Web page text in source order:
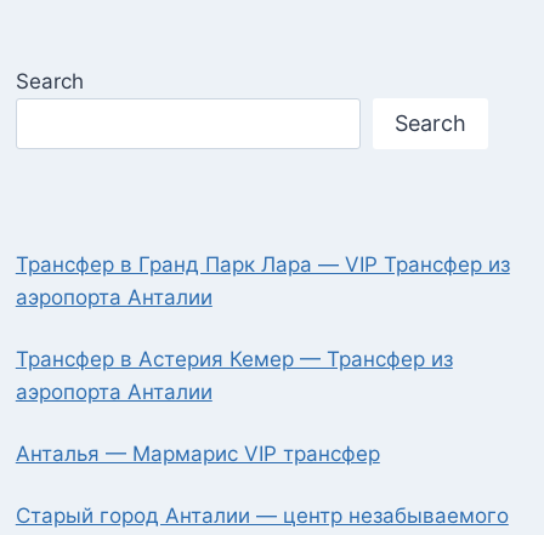
Search
Search
Трансфер в Гранд Парк Лара — VIP Трансфер из
аэропорта Анталии
Трансфер в Астерия Кемер — Трансфер из
аэропорта Анталии
Анталья — Мармарис VIP трансфер
Старый город Анталии — центр незабываемого